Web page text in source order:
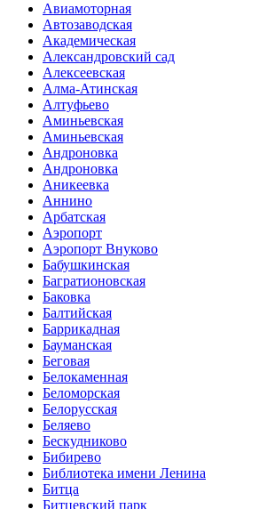
Авиамоторная
Автозаводская
Академическая
Александровский сад
Алексеевская
Алма-Атинская
Алтуфьево
Аминьевская
Аминьевская
Андроновка
Андроновка
Аникеевка
Аннино
Арбатская
Аэропорт
Аэропорт Внуково
Бабушкинская
Багратионовская
Баковка
Балтийская
Баррикадная
Бауманская
Беговая
Белокаменная
Беломорская
Белорусская
Беляево
Бескудниково
Бибирево
Библиотека имени Ленина
Битца
Битцевский парк